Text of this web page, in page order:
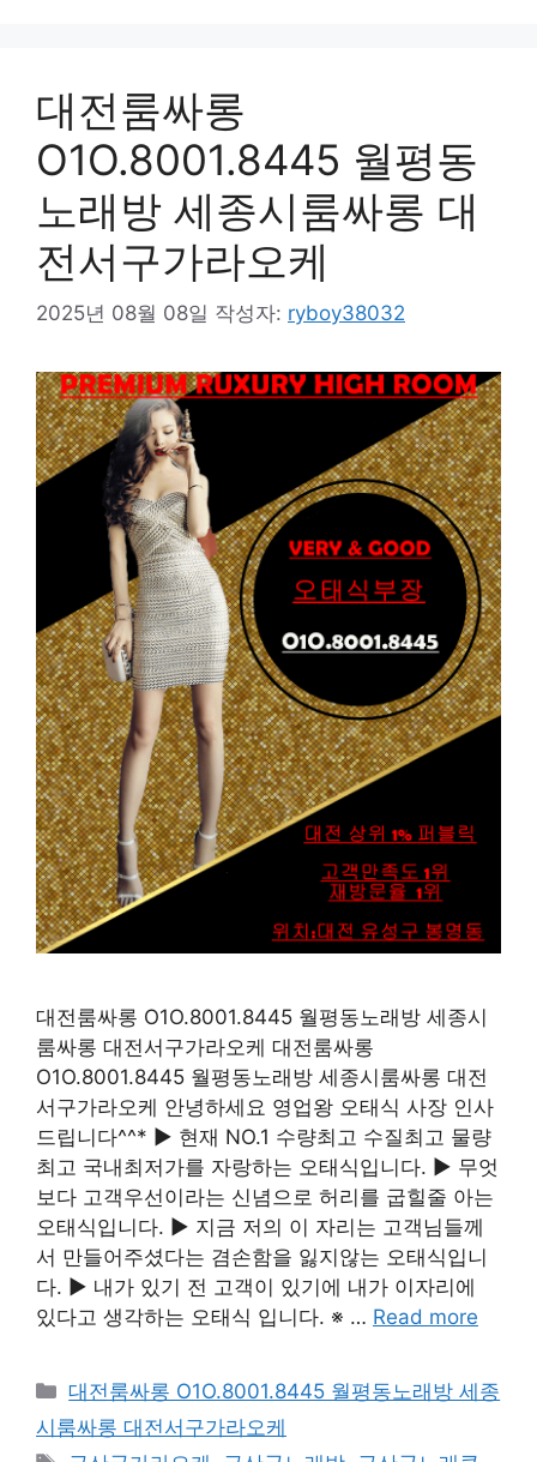
대전룸싸롱
O1O.8001.8445 월평동
노래방 세종시룸싸롱 대
전서구가라오케
2025년 08월 08일 작성자: ryboy38032
대전룸싸롱 O1O.8001.8445 월평동노래방 세종시
룸싸롱 대전서구가라오케 대전룸싸롱
O1O.8001.8445 월평동노래방 세종시룸싸롱 대전
서구가라오케 안녕하세요 영업왕 오태식 사장 인사
드립니다^^* ▶ 현재 NO.1 수량최고 수질최고 물량
최고 국내최저가를 자랑하는 오태식입니다. ▶ 무엇
보다 고객우선이라는 신념으로 허리를 굽힐줄 아는
오태식입니다. ▶ 지금 저의 이 자리는 고객님들께
서 만들어주셨다는 겸손함을 잃지않는 오태식입니
다. ▶ 내가 있기 전 고객이 있기에 내가 이자리에
있다고 생각하는 오태식 입니다. ※ … Read more
카
테
대전룸싸롱 O1O.8001.8445 월평동노래방 세종
시룸싸롱 대전서구가라오케